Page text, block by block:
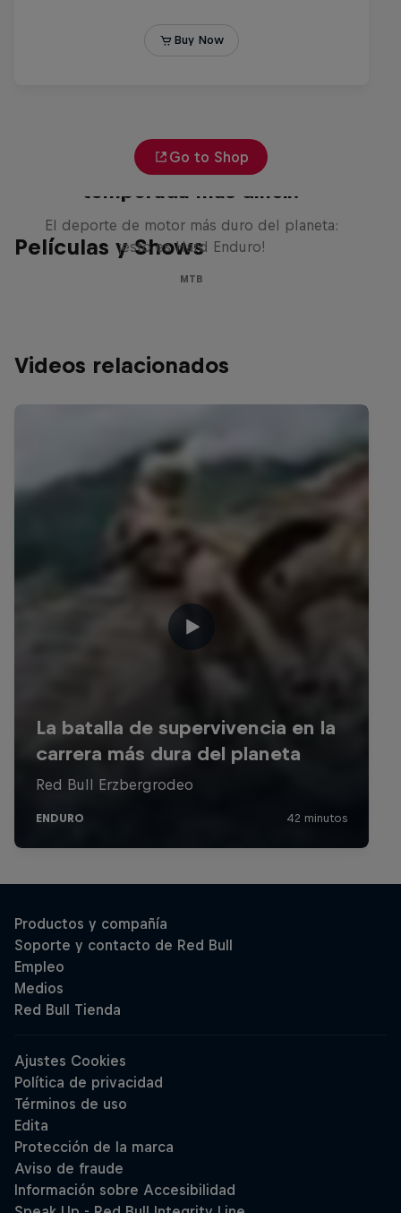
Go to Shop
Películas y Shows
Hard Enduro 2025: ¿La
temporada más difícil?
El deporte de motor más duro del planeta:
¡esto es Hard Enduro!
MTB
Videos relacionados